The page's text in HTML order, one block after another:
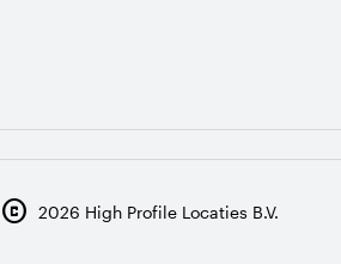
copyright 2026 High Profile Locaties B.V.